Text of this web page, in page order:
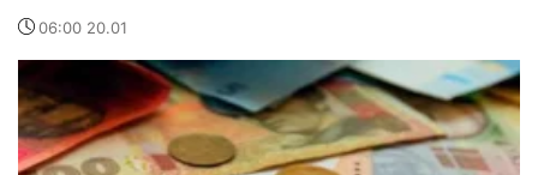
06:00 20.01